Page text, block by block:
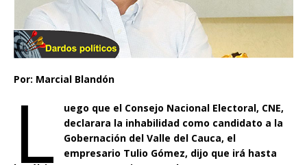
Por: Marcial Blandón
L
uego que el Consejo Nacional Electoral, CNE,
declarara la inhabilidad como candidato a la
Gobernación del Valle del Cauca, el
empresario Tulio Gómez, dijo que irá hasta